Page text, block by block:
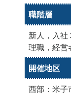
職階層
新人，入
理職，経営
開催地区
西部：米子